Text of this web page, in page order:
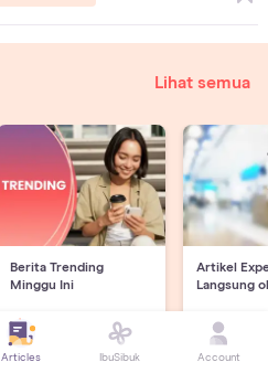
Lihat semua
Berita Trending
Minggu Ini
Artikel
Langsung
Articles IbuSibuk Account